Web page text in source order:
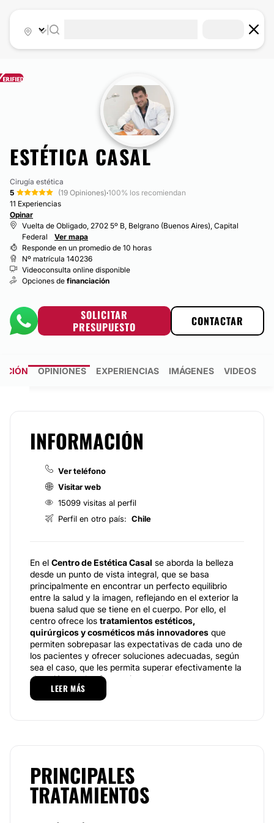
ESTÉTICA CASAL
Cirugía estética
5
(19 Opiniones)·100% los recomiendan
11 Experiencias
Opinar
Vuelta de Obligado, 2702 5º B, Belgrano (Buenos Aires), Capital
Federal
Ver mapa
Responde en un promedio de 10 horas
Nº matrícula 140236
Videoconsulta online disponible
Opciones de financiación
SOLICITAR
PRESUPUESTO
CONTACTAR
OPINIONES EXPERIENCIAS IMÁGENES VIDEOS
INFORMACIÓN
Ver teléfono
Visitar web
15099 visitas al perfil
Perfil en otro país: Chile
En el Centro de Estética Casal se aborda la belleza
desde un punto de vista integral, que se basa
principalmente en encontrar un perfecto equilibrio
entre la salud y la imagen, reflejando en el exterior la
buena salud que se tiene en el cuerpo. Por ello, el
centro ofrece los tratamientos estéticos,
quirúrgicos y cosméticos más innovadores que
permiten sobrepasar las expectativas de cada uno de
los pacientes y ofrecer soluciones adecuadas, según
sea el caso, que les permita superar efectivamente la
situación que le afecta o incomoda.
Especialidades
ultracavitación, que se utiliza como un tratamiento
efectivo para promover la
grasas; la radiofrecuencia, que favorece la
neovascularizaciónpara ayudar a fomentar la
LEER MÁS
PRINCIPALES
TRATAMIENTOS